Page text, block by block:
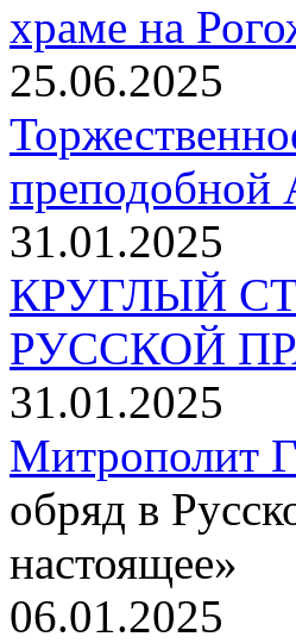
храме на
25.06.2025
преподобной
31.01.2025
КРУГЛЫЙ
РУССКОЙ
31.01.2025
Митрополит
обряд в
настоящее»
06.01.2025